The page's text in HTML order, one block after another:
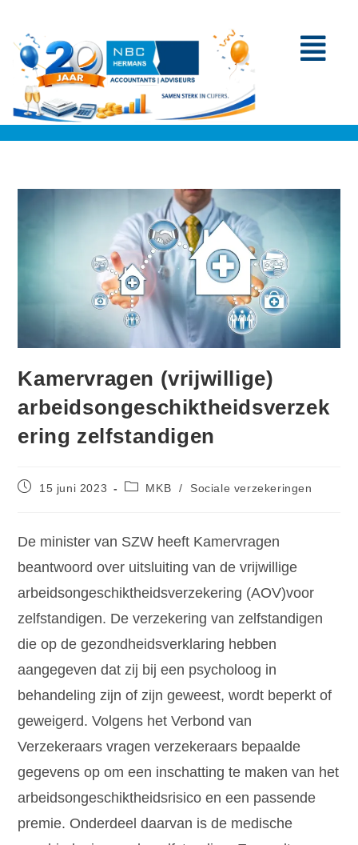
Kamervragen (vrijwillige)
arbeidsongeschiktheidsverzek
ering zelfstandigen
15 juni 2023 MKB / Sociale verzekeringen
De minister van SZW heeft Kamervragen
beantwoord over uitsluiting van de vrijwillige
arbeidsongeschiktheidsverzekering (AOV)voor
zelfstandigen. De verzekering van zelfstandigen
die op de gezondheidsverklaring hebben
aangegeven dat zij bij een psycholoog in
behandeling zijn of zijn geweest, wordt beperkt of
geweigerd. Volgens het Verbond van
Verzekeraars vragen verzekeraars bepaalde
gegevens op om een inschatting te maken van het
arbeidsongeschiktheidsrisico en een passende
premie. Onderdeel daarvan is de medische